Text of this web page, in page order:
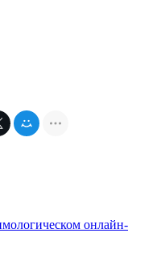
онлайн-